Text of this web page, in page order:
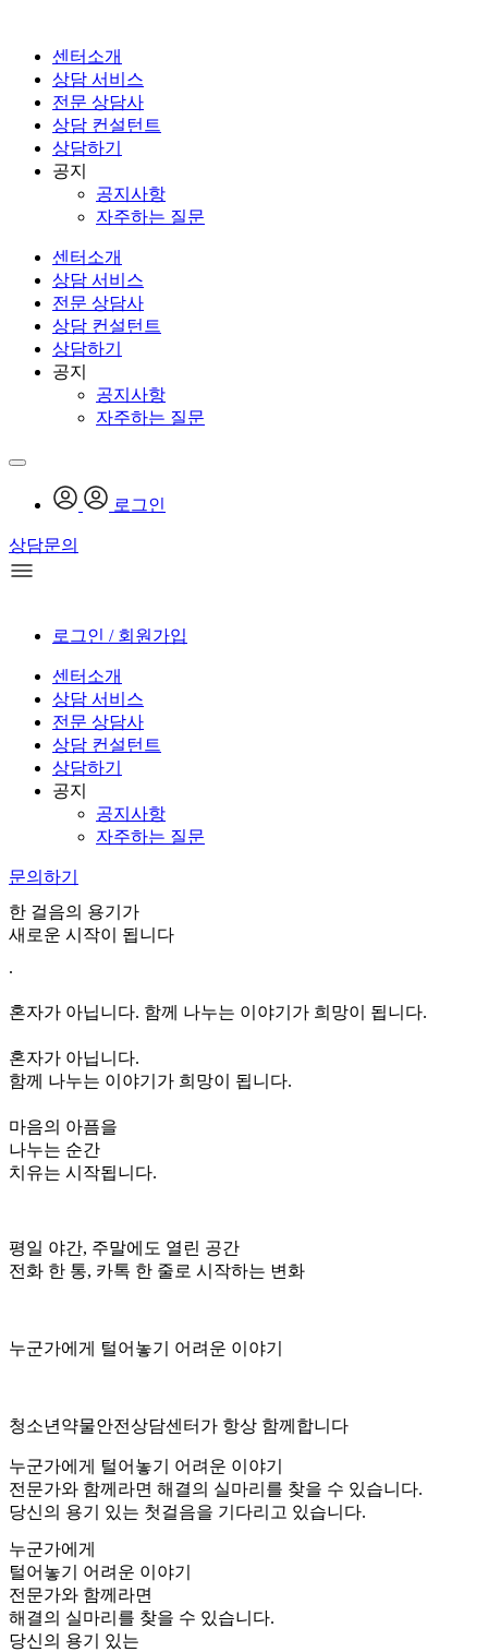
센터소개
상담 서비스
전문 상담사
상담 컨설턴트
상담하기
공지
공지사항
자주하는 질문
센터소개
상담 서비스
전문 상담사
상담 컨설턴트
상담하기
공지
공지사항
자주하는 질문
로그인
상담문의
로그인 / 회원가입
센터소개
상담 서비스
전문 상담사
상담 컨설턴트
상담하기
공지
공지사항
자주하는 질문
문의하기
한 걸음의 용기가
새로운 시작이 됩니다
.
혼자가 아닙니다. 함께 나누는 이야기가 희망이 됩니다.
혼자가 아닙니다.
함께 나누는 이야기가 희망이 됩니다.
마음의 아픔을
나누는 순간
치유는 시작됩니다.
평일 야간, 주말에도 열린 공간
전화 한 통, 카톡 한 줄로 시작하는 변화
누군가에게 털어놓기 어려운 이야기
청소년약물안전상담센터가 항상 함께합니다
누군가에 게 털어 놓기 어 려 운 이 야기
전 문가와 함께 라면 해 결의 실마리 를 찾을 수 있습니 다.
당신의 용기 있는 첫걸음을 기 다리 고 있습니 다.
누군가에 게
털어 놓기 어 려 운 이 야기
전 문가와 함께 라면
해 결의 실마리 를 찾을 수 있습니 다.
당신의 용기 있는